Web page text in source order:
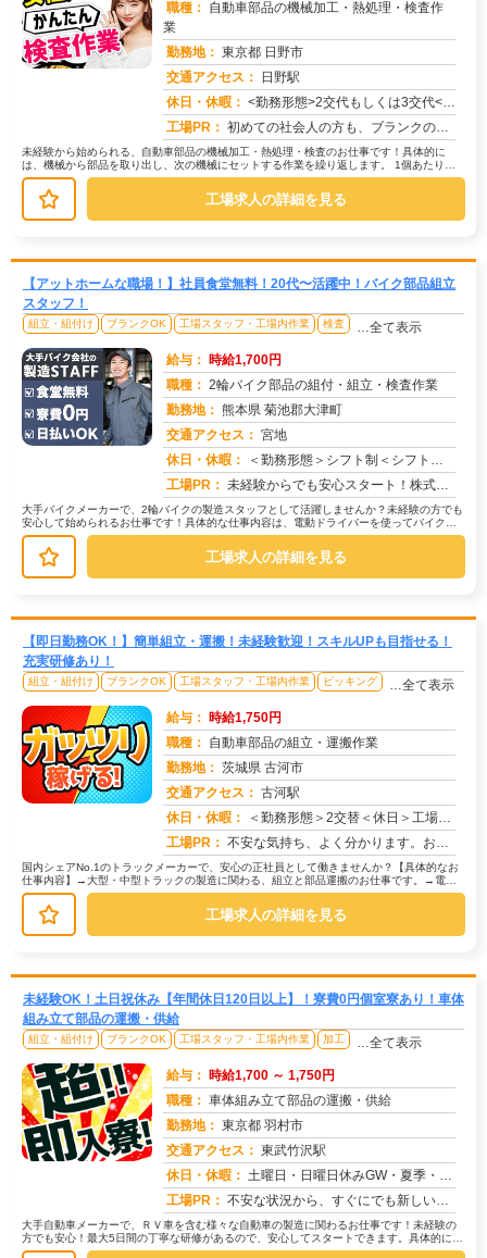
職種： 自動車部品の機械加工・熱処理・検査作
業
勤務地： 東京都 日野市
交通アクセス：
日野駅
休日・休暇： <勤務形態>2交代もしくは3交代<休日>土日またはシフト制
工場PR： 初めての社会人の方も、ブランクのある方も安心！株式会社京栄センターで、新しい一歩を踏み出してみませんか？→充実のサ...
未経験から始められる、自動車部品の機械加工・熱処理・検査のお仕事です！具体的に
は、機械から部品を取り出し、次の機械にセットする作業を繰り返します。 1個あたり約
30秒の作業で、1時間に2000...
工場求人の詳細を見る
【アットホームな職場！】社員食堂無料！20代〜活躍中！バイク部品組立
スタッフ！
組立・組付け ブランクOK 工場スタッフ・工場内作業 検査 …全て表示
給与： 時給1,700円
職種： 2輪バイク部品の組付・組立・検査作業
勤務地： 熊本県 菊池郡大津町
交通アクセス： 宮地
休日・休暇：
＜勤務形態＞シフト制＜シフト＞5勤２休＜休日＞土日長期休暇GW 夏季 年末年始
工場PR： 未経験からでも安心スタート！株式会社京栄センターで新しい一歩を踏み出しませんか？→ 経験・学歴・スキルは一切不問で...
大手バイクメーカーで、2輪バイクの製造スタッフとして活躍しませんか？未経験の方でも
安心して始められるお仕事です！具体的な仕事内容は、電動ドライバーを使ってバイク部
品の組付けや組立、完成品の検査・...
工場求人の詳細を見る
【即日勤務OK！】簡単組立・運搬！未経験歓迎！スキルUPも目指せる！
充実研修あり！
組立・組付け ブランクOK 工場スタッフ・工場内作業 ピッキング …全て表示
給与： 時給1,750円
職種： 自動車部品の組立・運搬作業
勤務地： 茨城県 古河市
交通アクセス： 古河駅
休日・休暇：
＜勤務形態＞2交替＜休日＞工場カレンダーによる
工場PR： 不安な気持ち、よく分かります。お金や持ち物、経験がなくても大丈夫！→ 株式会社京栄センターでは、未経験者多数活躍中...
国内シェアNo.1のトラックメーカーで、安心の正社員として働きませんか？【具体的なお
仕事内容】→大型・中型トラックの製造に関わる、組立と部品運搬のお仕事です。→電動
ドライバーを使って、部品を組み...
工場求人の詳細を見る
未経験OK！土日祝休み【年間休日120日以上】！寮費0円個室寮あり！車体
組み立て部品の運搬・供給
組立・組付け ブランクOK 工場スタッフ・工場内作業 加工 …全て表示
給与： 時給1,700 ～ 1,750円
職種： 車体組み立て部品の運搬・供給
勤務地： 東京都 羽村市
交通アクセス： 東武竹沢駅
休日・休暇： 土曜日・日曜日休みGW・夏季・年末年始休暇あり
工場PR： 不安な状況から、すぐにでも新しい生活を始めたいあなたへ。株式会社京栄センターでは、応募から最短翌日勤務開始が可能で...
大手自動車メーカーで、ＲＶ車を含む様々な自動車の製造に関わるお仕事です！未経験の
方でも安心！最大5日間の丁寧な研修があるので、安心してスタートできます。具体的に
は、車体組み立て部品の運搬や供給が...